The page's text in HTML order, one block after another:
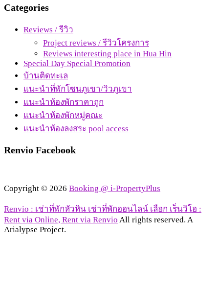
Categories
Reviews / รีวิว
Project reviews / รีวิวโครงการ
Reviews interesting place in Hua Hin
Special Day Special Promotion
บ้านติดทะเล
แนะนำที่พักโซนภูเขา/วิวภูเขา
แนะนำห้องพักราคาถูก
แนะนำห้องพักหมู่คณะ
แนะนำห้องลงสระ pool access
Renvio Facebook
Copyright © 2026 Booking @ i-PropertyPlus
Renvio : เช่าที่พักหัวหิน เช่าที่พักออนไลน์ เลือก เร็นวิโอ :
Rent via Online, Rent via Renvio All rights reserved. A
Arialypse Project.